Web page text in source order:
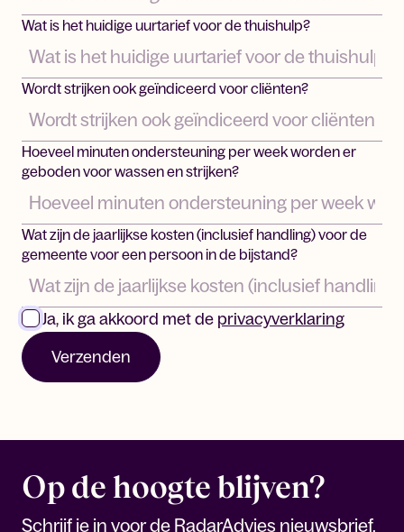
Wat is het huidige uurtarief voor de thuishulp?
Wordt strijken ook geïndiceerd voor cliënten?
Hoeveel minuten ondersteuning per week worden er
geboden voor wassen en strijken?
Wat zijn de jaarlijkse kosten (inclusief handling) voor de
gemeente voor een persoon in de bijstand?
Ja, ik ga akkoord met de privacyverklaring
Verzenden
Op de hoogte blijven?
Schrijf je in voor de RadarAdvies nieuwsbrief.